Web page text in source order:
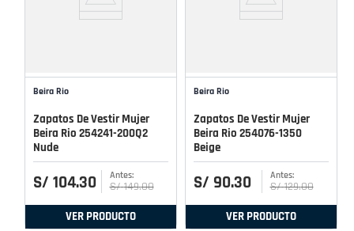
Beira Rio
Zapatos De Vestir Mujer
Beira Rio 254241-200Q2
Nude
S/ 104.30 S/ 149.00
VER PRODUCTO
Beira Rio
Zapatos De Vestir Mujer
Beira Rio 254076-1350
Beige
S/ 90.30 S/ 129.00
VER PRODUCTO